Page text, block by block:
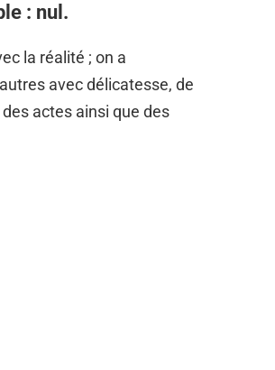
: nul.
la réalité ; on a
avec délicatesse, de
actes ainsi que des